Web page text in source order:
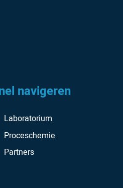
navigeren
Laboratorium
Proceschemie
Partners